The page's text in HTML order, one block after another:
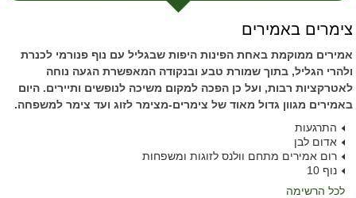
צימרים באמירים
אמירים ממוקמת באחת הפינות היפות שבגליל עם נוף פנורמי לכנרת
ולהרי הגליל, בתוך שמורת טבע ובנקודה המאפשרת הגעה נוחה
לאטרקציות רבות, ועל כן הפכה למקום משיכה לנופשים ותיירים. היום
באמירים מגוון גדול מאוד של צימרים-מצימר לזוג ועד צימר למשפחה.
התרגעות
אדום לבן
רום אמירים מתחם וולנס לזוגות ומשפחות
נוף 10
לכל הרשימה